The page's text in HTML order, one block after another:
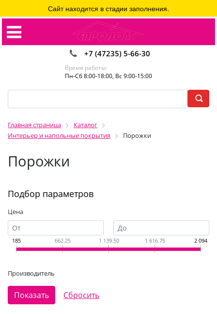
+7 (47235) 5-66-30
Время работы:
Пн-Сб 8:00-18:00, Вс 9:00-15:00
Главная страница
Каталог
Интерьер и напольные покрытия
Порожки
Порожки
Сайт находится в стадии заполнения.
Подбор параметров
Цена
185 662.25 1 139.50 1 616.75 2 094
Производитель